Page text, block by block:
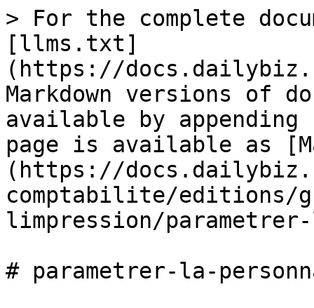
> For the complete
[llms.txt]
(https://
Markdown versions of
available by
page is available as
(https://
comptabilite/editions/
limpression/
# parametrer-la-